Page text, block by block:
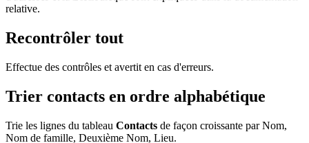
relative.
Recontrôler tout
Effectue des contrôles et avertit en cas d'erreurs.
Trier contacts en ordre alphabétique
Trie les lignes du tableau Contacts de façon croissante par Nom,
Nom de famille, Deuxième Nom, Lieu.